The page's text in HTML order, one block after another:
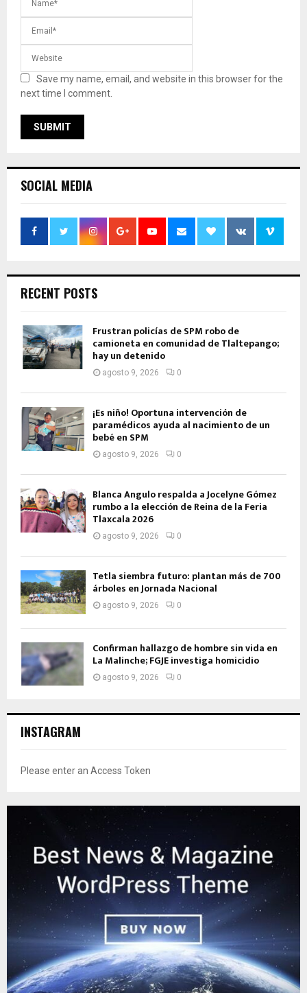
Save my name, email, and website in this browser for the
next time I comment.
SOCIAL MEDIA
RECENT POSTS
Frustran policías de SPM robo de
camioneta en comunidad de Tlaltepango;
hay un detenido
agosto 9, 2026 0
¡Es niño! Oportuna intervención de
paramédicos ayuda al nacimiento de un
bebé en SPM
agosto 9, 2026 0
Blanca Angulo respalda a Jocelyne Gómez
rumbo a la elección de Reina de la Feria
Tlaxcala 2026
agosto 9, 2026 0
Tetla siembra futuro: plantan más de 700
árboles en Jornada Nacional
agosto 9, 2026 0
Confirman hallazgo de hombre sin vida en
La Malinche; FGJE investiga homicidio
agosto 9, 2026 0
INSTAGRAM
Please enter an Access Token